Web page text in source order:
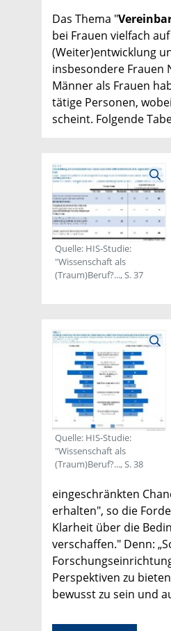
Das Thema "
bei Frauen vielfach
(Weiter)entwicklung
insbesondere Frauen
Männer als Frauen
tätige Personen,
scheint. Folgende
Quelle: HIS-Studie:
"Wissenschaft als
(Traum)Beruf?..., S. 37
Quelle: HIS-Studie:
"Wissenschaft als
(Traum)Beruf?..., S. 38
eingeschränkten
erhalten", so die
Klarheit über die
verschaffen." Denn:
Perspektiven zu
bewusst zu sein und